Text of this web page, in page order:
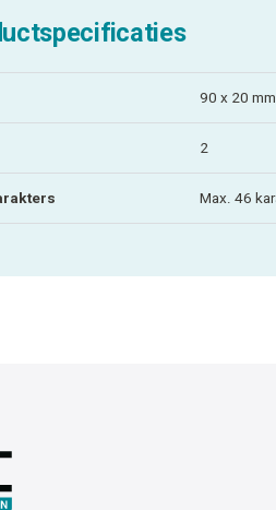
90 x 20 mm
2
Max. 46